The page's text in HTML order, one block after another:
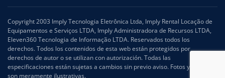
Paneles LED
Procesamiento de Datos Personales (LGPD)
Compliance y Defensoría
Copyright 2003 Imply Tecnologia Eletrônica Ltda, Imply Rental Locação de
Equipamentos e Serviços LTDA, Imply Administradora de Recursos LTDA,
Eleven360 Tecnologia de Informação LTDA. Reservados todos los
derechos. Todos los contenidos de esta web están protegidos por
derechos de autor o se utilizan con autorización. Todas las
especificaciones están sujetas a cambios sin previo aviso. Fotos y dibujos
son meramente ilustrativas.